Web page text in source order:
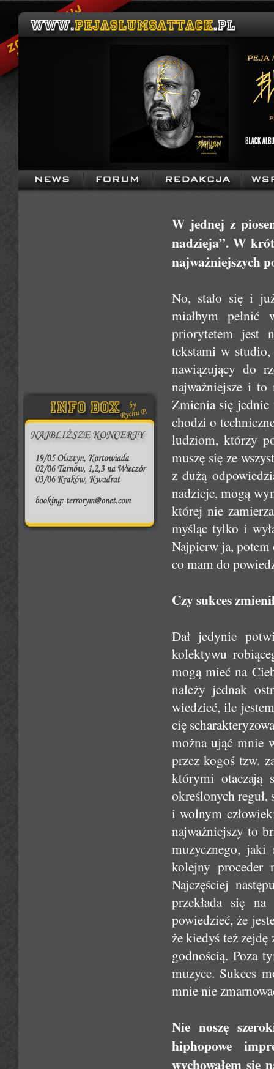
W jednej z
nadzieja”. W
najważniejszych
No, stało się i
miałbym
priorytetem jest
tekstami w
nawiązujący do
najważniejsze i
Zmienia się jednie
chodzi o
ludziom, którzy
muszę się ze
z dużą
nadzieje, mogą
której nie
myśląc tylko i
Najpierw ja,
co mam do
Czy sukces
Dał jedynie
kolektywu
mogą mieć na
należy jednak
wiedzieć, ile
cię
można ująć mnie
przez kogoś tzw.
którymi otaczają
określonych reguł,
i wolnym
najważniejszy to
muzycznego,
kolejny proceder
Najczęściej
przekłada się
powiedzieć, że
że kiedyś też
godnością. Poza
muzyce. Sukces
mnie nie
Nie noszę
hiphopowe
wychowałem się